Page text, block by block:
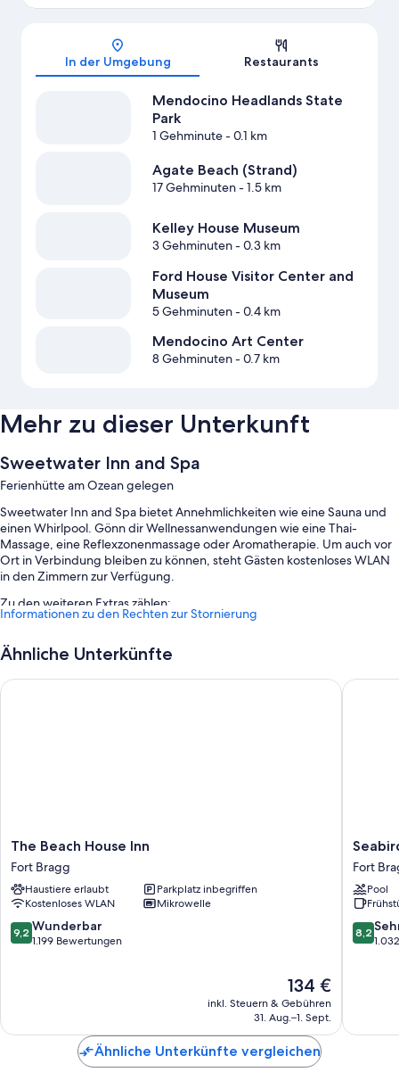
In der Umgebung Restaurants
Mendocino Headlands State
Park
1 Gehminute- 0.1 km
Agate Beach (Strand)
17 Gehminuten- 1.5 km
Kelley House Museum
3 Gehminuten- 0.3 km
Ford House Visitor Center and
Museum
5 Gehminuten- 0.4 km
Mendocino Art Center
8 Gehminuten- 0.7 km
Mehr zu dieser Unterkunft
Sweetwater Inn and Spa
Ferienhütte am Ozean gelegen
Sweetwater Inn and Spa bietet Annehmlichkeiten wie eine Sauna und
einen Whirlpool. Gönn dir Wellnessanwendungen wie eine Thai-
Massage, eine Reflexzonenmassage oder Aromatherapie. Um auch vor
Ort in Verbindung bleiben zu können, steht Gästen kostenloses WLAN
in den Zimmern zur Verfügung.
Zu den weiteren Extras zählen:
Rauchverbot in der Unterkunft
Zimmerausstattung
Toilettenartikeln
Fernseher mit Premium-TV-Sendern
Mikrowellen, Wasserkocher und Zimmerreinigung
Informationen zu den Rechten zur Stornierung
Ähnliche Unterkünfte
The
Beach
House
Inn
Fort
Bragg
The Beach House Inn
Fort Bragg
Haustiere erlaubt
Parkplatz inbegriffen
Kostenloses WLAN
Mikrowelle
9.2
von
9,2 Wunderbar
1.199 Bewertungen
Der
Preis
beträgt
134 €
inkl. Steuern & Gebühren
31. Aug.–1. Sept.
The Beach House Inn
Seabird
Lodge
Fort
Bragg
Fort
Pool
8.2
von
8,2
Seabird
Ähnliche Unterkünfte vergleichen